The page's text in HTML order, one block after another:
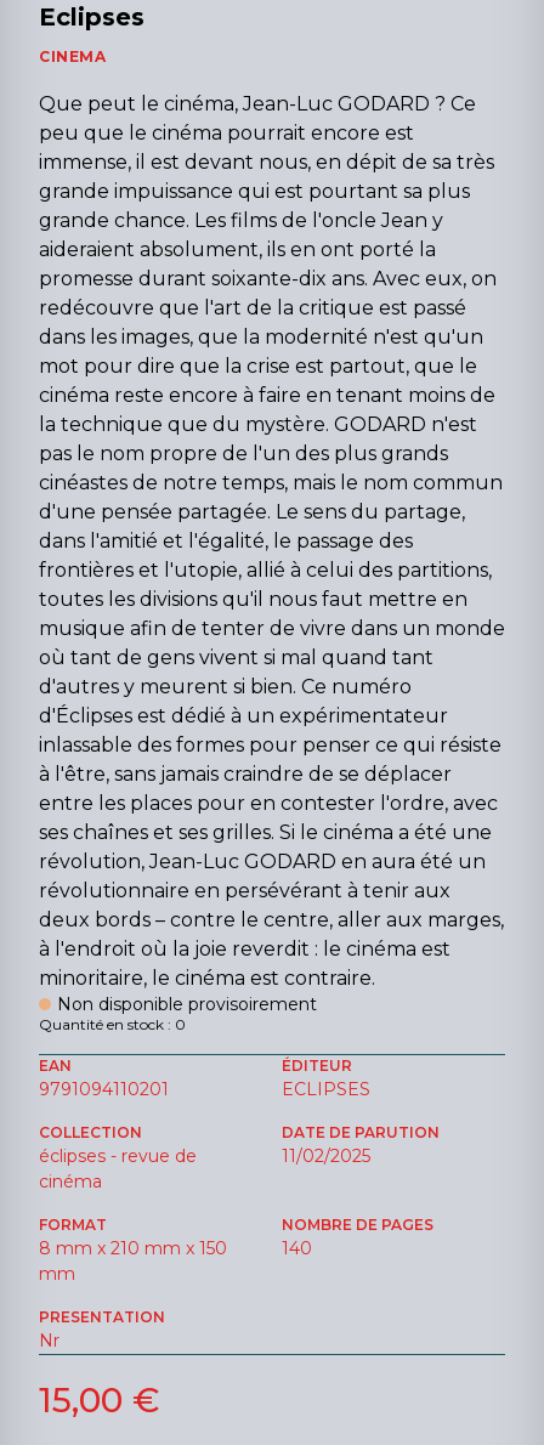
Eclipses
CINEMA
Que peut le cinéma, Jean-Luc GODARD ? Ce
peu que le cinéma pourrait encore est
immense, il est devant nous, en dépit de sa très
grande impuissance qui est pourtant sa plus
grande chance. Les films de l'oncle Jean y
aideraient absolument, ils en ont porté la
promesse durant soixante-dix ans. Avec eux, on
redécouvre que l'art de la critique est passé
dans les images, que la modernité n'est qu'un
mot pour dire que la crise est partout, que le
cinéma reste encore à faire en tenant moins de
la technique que du mystère. GODARD n'est
pas le nom propre de l'un des plus grands
cinéastes de notre temps, mais le nom commun
d'une pensée partagée. Le sens du partage,
dans l'amitié et l'égalité, le passage des
frontières et l'utopie, allié à celui des partitions,
toutes les divisions qu'il nous faut mettre en
musique afin de tenter de vivre dans un monde
où tant de gens vivent si mal quand tant
d'autres y meurent si bien. Ce numéro
d'Éclipses est dédié à un expérimentateur
inlassable des formes pour penser ce qui résiste
à l'être, sans jamais craindre de se déplacer
entre les places pour en contester l'ordre, avec
ses chaînes et ses grilles. Si le cinéma a été une
révolution, Jean-Luc GODARD en aura été un
révolutionnaire en persévérant à tenir aux
deux bords – contre le centre, aller aux marges,
à l'endroit où la joie reverdit : le cinéma est
minoritaire, le cinéma est contraire.
Non disponible provisoirement
Quantité en stock : 0
EAN
9791094110201
ÉDITEUR
ECLIPSES
COLLECTION
éclipses - revue de
cinéma
DATE DE PARUTION
11/02/2025
FORMAT
8 mm x 210 mm x 150
mm
NOMBRE DE PAGES
140
PRESENTATION
Nr
15,00 €